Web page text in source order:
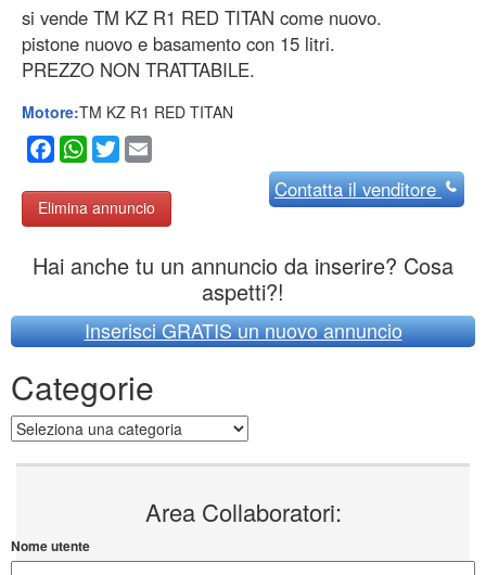
si vende TM KZ R1 RED TITAN come nuovo.
pistone nuovo e basamento con 15 litri.
PREZZO NON TRATTABILE.
Motore:TM KZ R1 RED TITAN
Facebook
WhatsApp
Twitter
Elimina annuncio
Contattail venditore
Hai anche tu un annuncio da inserire? Cosa
aspetti?!
Inserisci GRATIS un nuovo annuncio
Categorie
Categorie
Area Collaboratori:
Nome utente